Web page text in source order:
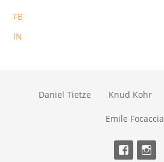
FB
IN
Daniel Tietze Knud Kohr
Emile Focaccia